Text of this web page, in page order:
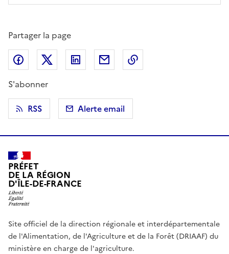
Partager la page
Partager sur Facebook
Partager sur X (anciennement Twitter)
Partager sur LinkedIn
Partager par email
S'abonner
RSS
Alerte email
PRÉFET
DE LA RÉGION
D'ÎLE-DE-FRANCE
Site officiel de la direction régionale et interdépartementale
de l'Alimentation, de l'Agriculture et de la Forêt (DRIAAF) du
ministère en charge de l'agriculture.